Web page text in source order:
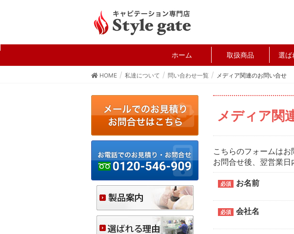
ホーム 取扱商品 選ば
HOME 私達について 問い合わせ一覧 メディア関連のお問い合せ
メディア関
こちらのフォームはお
お問合せ後、翌営業日
必須 お名前
必須 会社名